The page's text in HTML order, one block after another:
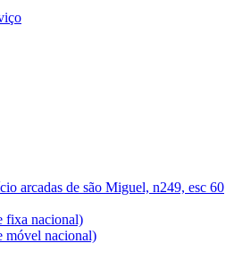
arcadas de são Miguel, n249, esc 60
fixa nacional)
móvel nacional)